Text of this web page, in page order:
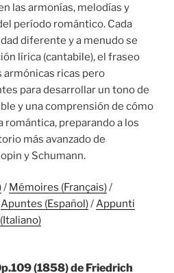
las armonías, melodías y
período romántico. Cada
diferente y a menudo se
lírica (cantabile), el fraseo
ricas pero
para desarrollar un tono de
y una comprensión de cómo
romántica, preparando a los
más avanzado de
y Schumann.
/ Mémoires (Français)/
Apuntes (Español)/Appunti
(Italiano)
(1858) de Friedrich